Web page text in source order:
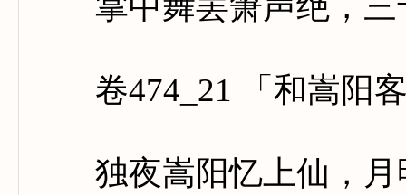
卷474_21 「和嵩阳客
独夜嵩阳忆上仙，月